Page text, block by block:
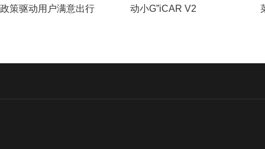
政策驱动用户满意出行
动小G”iCAR V2